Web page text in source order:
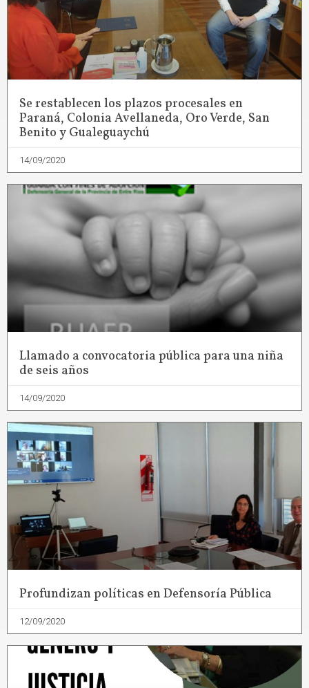
Se restablecen los plazos procesales en
Paraná, Colonia Avellaneda, Oro Verde, San
Benito y Gualeguaychú
14/09/2020
Llamado a convocatoria pública para una niña
de seis años
14/09/2020
Profundizan políticas en Defensoría Pública
12/09/2020